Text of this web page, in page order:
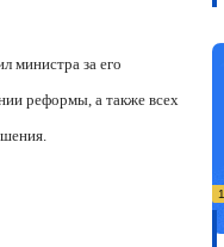
министра за его
реформы, а также всех